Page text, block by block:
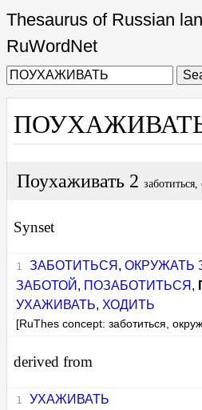
Thesaurus of Russian
RuWordNet
Поухаживать 2
Synset
ЗАБОТИТЬСЯ , ОКРУЖАТЬ
ЗАБОТОЙ , ПОЗАБОТИТЬСЯ ,
УХАЖИВАТЬ, ХОДИТЬ
[RuThes concept: заботиться,
derived from
УХАЖИВАТЬ